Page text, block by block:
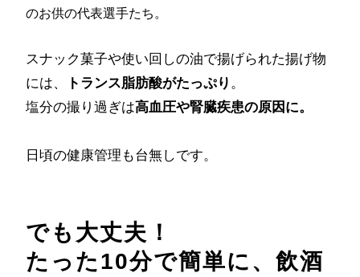
のお供の代表選手たち。
スナック菓子や使い回しの油で揚げられた揚げ物
には、
トランス脂肪酸がたっぷり 。
塩分の撮り過ぎは高血圧や腎臓疾患の原因に。
日頃の健康管理も台無しです。
でも大丈夫！
たった10分で簡単に、飲酒